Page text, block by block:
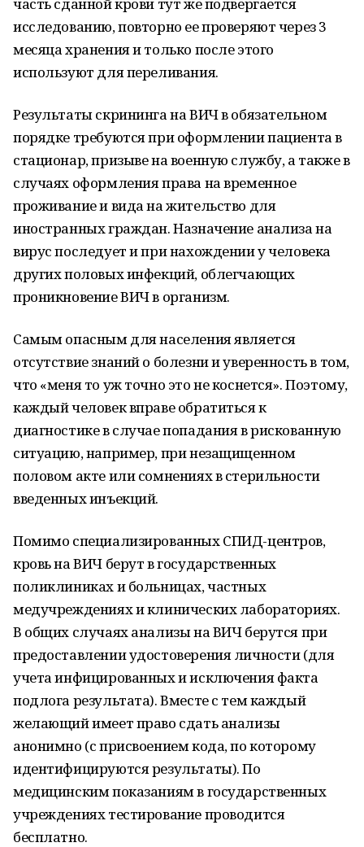
исследованию, повторно ее проверяют через 3
месяца хранения и только после этого
используют для переливания.
Результаты скрининга на ВИЧ в обязательном
порядке требуются при оформлении пациента в
стационар, призыве на военную службу, а также в
случаях оформления права на временное
проживание и вида на жительство для
иностранных граждан. Назначение анализа на
вирус последует и при нахождении у человека
других половых инфекций, облегчающих
проникновение ВИЧ в организм.
Самым опасным для населения является
отсутствие знаний о болезни и уверенность в том,
что «меня то уж точно это не коснется». Поэтому,
каждый человек вправе обратиться к
диагностике в случае попадания в рискованную
ситуацию, например, при незащищенном
половом акте или сомнениях в стерильности
введенных инъекций.
Помимо специализированных СПИД-центров,
кровь на ВИЧ берут в государственных
поликлиниках и больницах, частных
медучреждениях и клинических лабораториях.
В общих случаях анализы на ВИЧ берутся при
предоставлении удостоверения личности (для
учета инфицированных и исключения факта
подлога результата). Вместе с тем каждый
желающий имеет право сдать анализы
анонимно (с присвоением кода, по которому
идентифицируются результаты). По
медицинским показаниям в государственных
учреждениях тестирование проводится
бесплатно.